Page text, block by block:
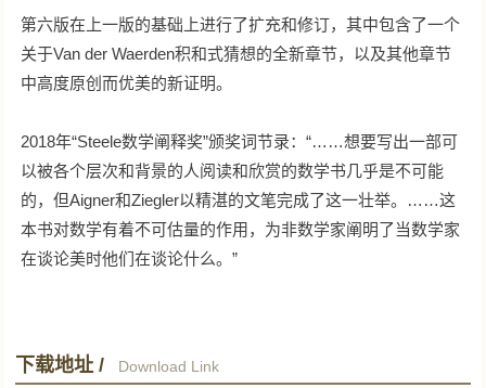
第六版在上一版的基础上进行了扩充和修订，其中包含了一个
关于Van der Waerden积和式猜想的全新章节，以及其他章节
中高度原创而优美的新证明。
2018年“Steele数学阐释奖”颁奖词节录：“……想要写出一部可
以被各个层次和背景的人阅读和欣赏的数学书几乎是不可能
的，但Aigner和Ziegler以精湛的文笔完成了这一壮举。……这
本书对数学有着不可估量的作用，为非数学家阐明了当数学家
在谈论美时他们在谈论什么。”
下载地址 / Download Link